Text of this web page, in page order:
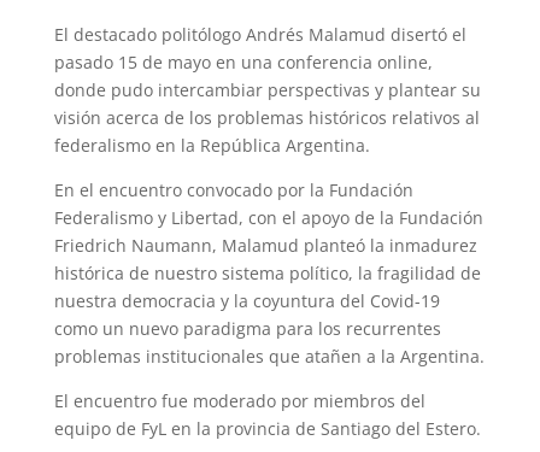
El destacado politólogo Andrés Malamud disertó el
pasado 15 de mayo en una conferencia online,
donde pudo intercambiar perspectivas y plantear su
visión acerca de los problemas históricos relativos al
federalismo en la República Argentina.
En el encuentro convocado por la Fundación
Federalismo y Libertad, con el apoyo de la Fundación
Friedrich Naumann, Malamud planteó la inmadurez
histórica de nuestro sistema político, la fragilidad de
nuestra democracia y la coyuntura del Covid-19
como un nuevo paradigma para los recurrentes
problemas institucionales que atañen a la Argentina.
El encuentro fue moderado por miembros del
equipo de FyL en la provincia de Santiago del Estero.